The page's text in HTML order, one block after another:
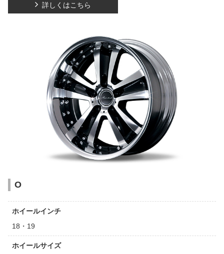
詳しくはこちら
O
ホイールインチ
18・19
ホイールサイズ